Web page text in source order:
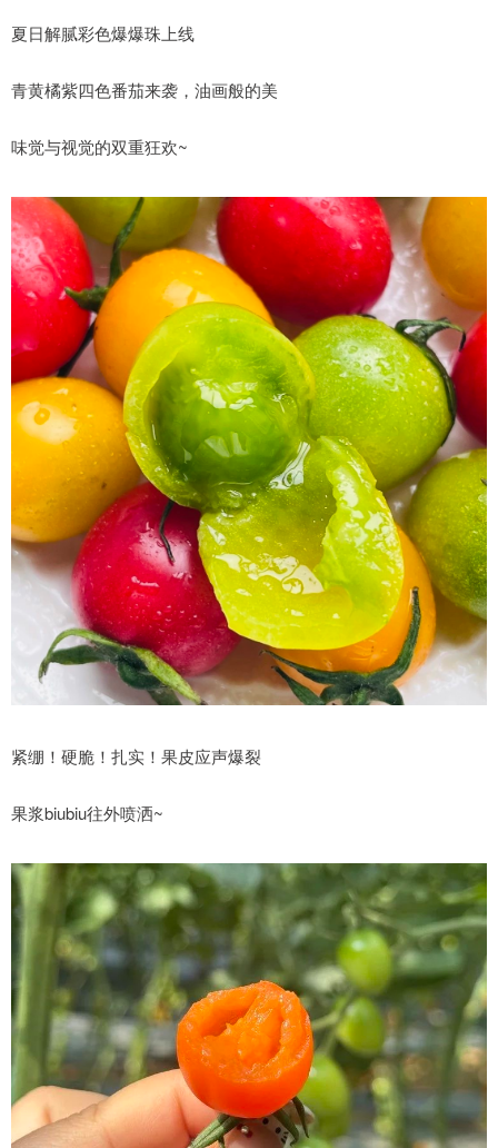
夏日解腻彩色爆爆珠上线
青黄橘紫四色番茄来袭，油画般的美
味觉与视觉的双重狂欢~
紧绷！硬脆！扎实！果皮应声爆裂
果浆biubiu往外喷洒~